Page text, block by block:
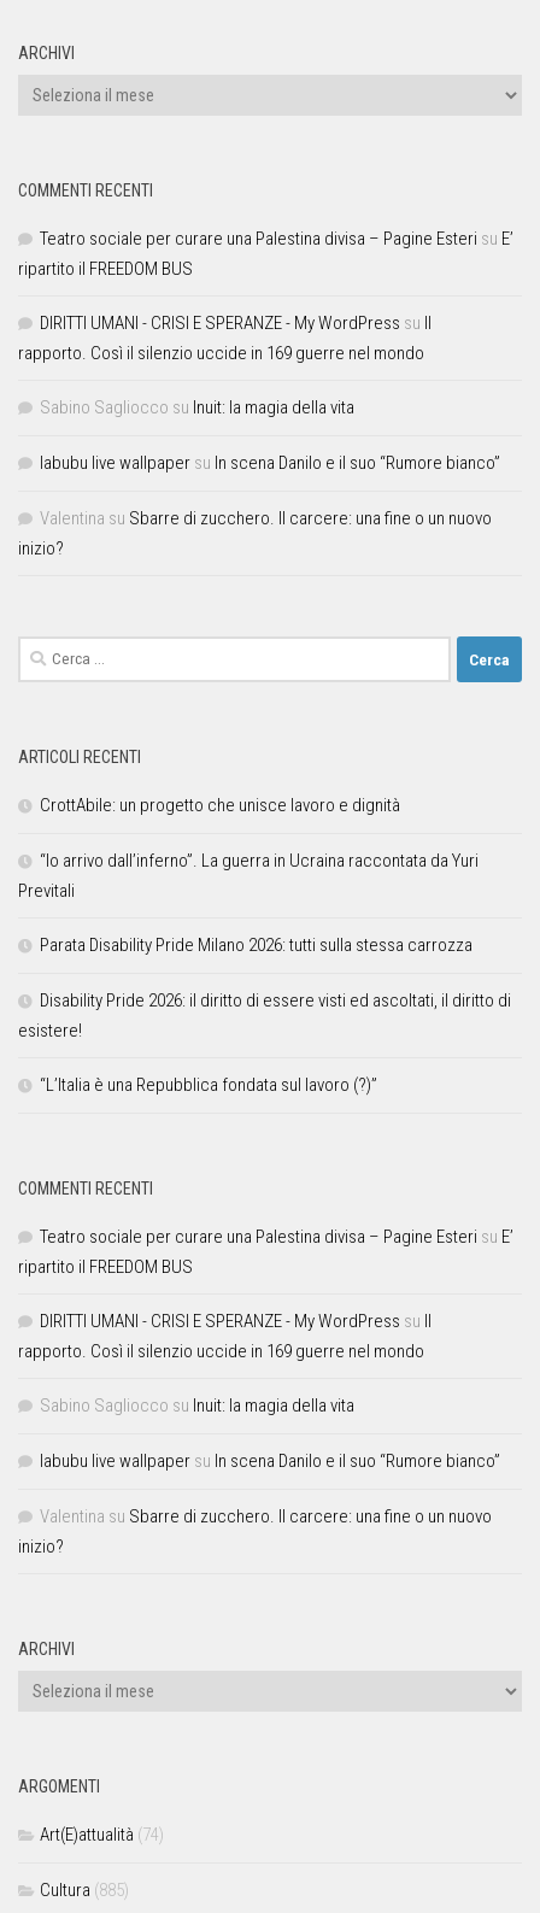
ARCHIVI
COMMENTI RECENTI
Teatro sociale per curare una Palestina divisa – Pagine Esteri su E’
ripartito il FREEDOM BUS
DIRITTI UMANI - CRISI E SPERANZE - My WordPress su
rapporto. Così il silenzio uccide in 169 guerre nel mondo
Sabino Sagliocco su Inuit: la magia della vita
labubu live wallpaper su In scena Danilo e il suo “Rumore bianco”
Valentina su Sbarre di zucchero. Il carcere: una fine o un nuovo
inizio?
ARTICOLI RECENTI
CrottAbile: un progetto che unisce lavoro e dignità
“Io arrivo dall’inferno”. La guerra in Ucraina raccontata da Yuri
Previtali
Parata Disability Pride Milano 2026: tutti sulla stessa carrozza
Disability Pride 2026: il diritto di essere visti ed ascoltati, il diritto di
esistere!
“L’Italia è una Repubblica fondata sul lavoro (?)”
COMMENTI RECENTI
Teatro sociale per curare una Palestina divisa – Pagine Esteri su E’
ripartito il FREEDOM BUS
DIRITTI UMANI - CRISI E SPERANZE - My WordPress su
rapporto. Così il silenzio uccide in 169 guerre nel mondo
Sabino Sagliocco su Inuit: la magia della vita
labubu live wallpaper su In scena Danilo e il suo “Rumore bianco”
Valentina su Sbarre di zucchero. Il carcere: una fine o un nuovo
inizio?
ARCHIVI
ARGOMENTI
Art(E)attualità (74)
Cultura (885)